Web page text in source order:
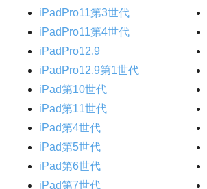
iPadPro11第3世代
iPadPro11第4世代
iPadPro12.9
iPadPro12.9第1世代
iPad第10世代
iPad第11世代
iPad第4世代
iPad第5世代
iPad第6世代
iPad第7世代